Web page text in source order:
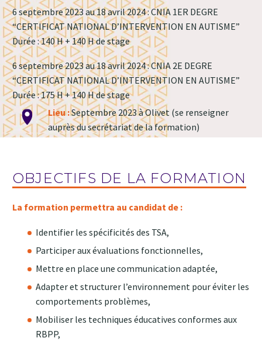
6 septembre 2023 au 18 avril 2024 : CNIA 1ER DEGRE
“CERTIFICAT NATIONAL D’INTERVENTION EN AUTISME”
Durée : 140 H + 140 H de stage
6 septembre 2023 au 18 avril 2024 : CNIA 2E DEGRE
“CERTIFICAT NATIONAL D’INTERVENTION EN AUTISME”
Durée : 175 H + 140 H de stage
Lieu :Septembre 2023 à Olivet (se renseigner
auprès du secrétariat de la formation)
OBJECTIFS DE LA FORMATION
La formation permettra au candidat de :
Identifier les spécificités des TSA,
Participer aux évaluations fonctionnelles,
Mettre en place une communication adaptée,
Adapter et structurer l’environnement pour éviter les
comportements problèmes,
Mobiliser les techniques éducatives conformes aux
RBPP,